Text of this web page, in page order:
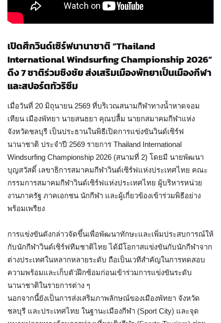
เปิดศึกวินด์เซิร์ฟนานาชาติ “Thailand
International Windsurfing Championship 2026”
ดึง 7 ชาติร่วมชิงชัย ส่งเสริมเมืองพัทยาเป็นเมืองกีฬา
และสปอร์ตทัวริซึม
เมื่อวันที่ 20 มิถุนายน 2569 ที่บริเวณสนามกีฬาทางน้ำหาดจอม
เทียน เมืองพัทยา นายสนธยา คุณปลื้ม นายกสมาคมกีฬาแห่ง
จังหวัดชลบุรี เป็นประธานในพิธีเปิดการแข่งขันวินด์เซิร์ฟ
นานาชาติ ประจำปี 2569 รายการ Thailand International
Windsurfing Championship 2026 (สนามที่ 2) โดยมี นายพัฒนา
บุญสวัสดิ์ เลขาธิการสมาคมกีฬาวินด์เซิร์ฟแห่งประเทศไทย คณะ
กรรมการสมาคมกีฬาวินด์เซิร์ฟแห่งประเทศไทย ผู้บริหารหน่วย
งานภาครัฐ ภาคเอกชน นักกีฬา และผู้เกี่ยวข้องเข้าร่วมพิธีอย่าง
พร้อมเพรียง
การแข่งขันดังกล่าวจัดขึ้นเพื่อพัฒนาทักษะและเพิ่มประสบการณ์ให้
กับนักกีฬาวินด์เซิร์ฟทีมชาติไทย ได้มีโอกาสแข่งขันกับนักกีฬาจาก
ต่างประเทศในหลากหลายระดับ ถือเป็นเวทีสำคัญในการทดสอบ
ความพร้อมและเก็บตัวฝึกซ้อมก่อนเข้าร่วมการแข่งขันระดับ
นานาชาติในรายการต่าง ๆ
นอกจากนี้ยังเป็นการส่งเสริมภาพลักษณ์ของเมืองพัทยา จังหวัด
ชลบุรี และประเทศไทย ในฐานะเมืองกีฬา (Sport City) และจุด